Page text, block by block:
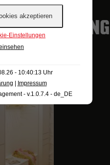
Einstellungen
- 10:40:13 Uhr
| Impressum
- v.1.0.7.4 - de_DE